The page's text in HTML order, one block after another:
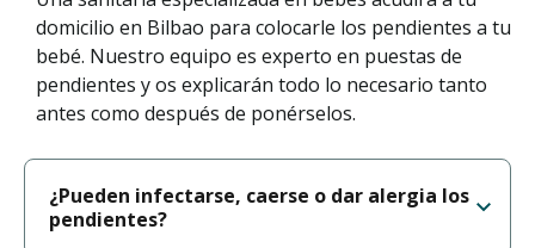
domicilio en Bilbao para colocarle los pendientes a tu
bebé. Nuestro equipo es experto en puestas de
pendientes y os explicarán todo lo necesario tanto
antes como después de ponérselos.
¿Pueden infectarse, caerse o dar alergia los
pendientes?